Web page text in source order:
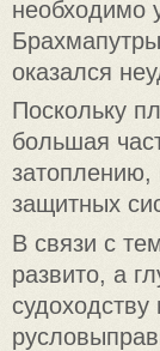
необходимо
оказался
Поскольку
большая
затоплению,
защитных
В связи с
развито, а